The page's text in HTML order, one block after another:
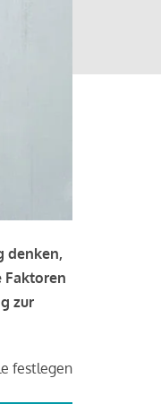
denken,
Faktoren
zur
festlegen